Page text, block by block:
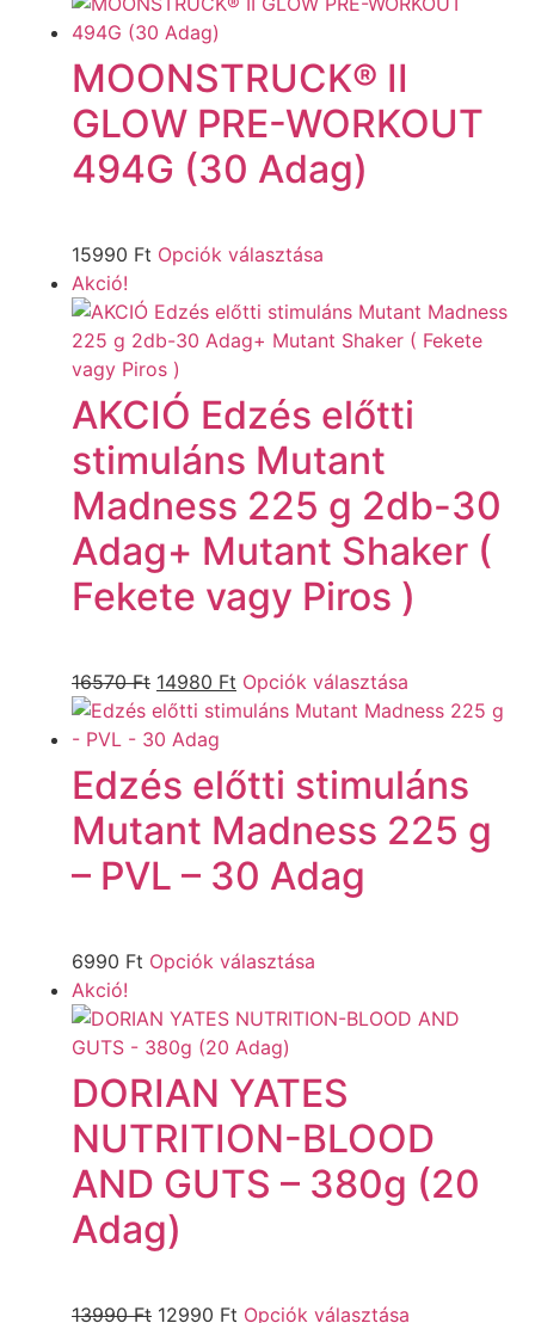
MOONSTRUCK® II
GLOW PRE-WORKOUT
494G (30 Adag)
15990 Ft Opciók választása
Akció!
AKCIÓ Edzés előtti
stimuláns Mutant
Madness 225 g 2db-30
Adag+ Mutant Shaker (
Fekete vagy Piros )
16570Ft 14980 Ft Opciók választása
Edzés előtti stimuláns
Mutant Madness 225 g
– PVL – 30 Adag
6990 Ft Opciók választása
Akció!
DORIAN YATES
NUTRITION-BLOOD
AND GUTS – 380g (20
Adag)
13990Ft 12990 Ft Opciók választása